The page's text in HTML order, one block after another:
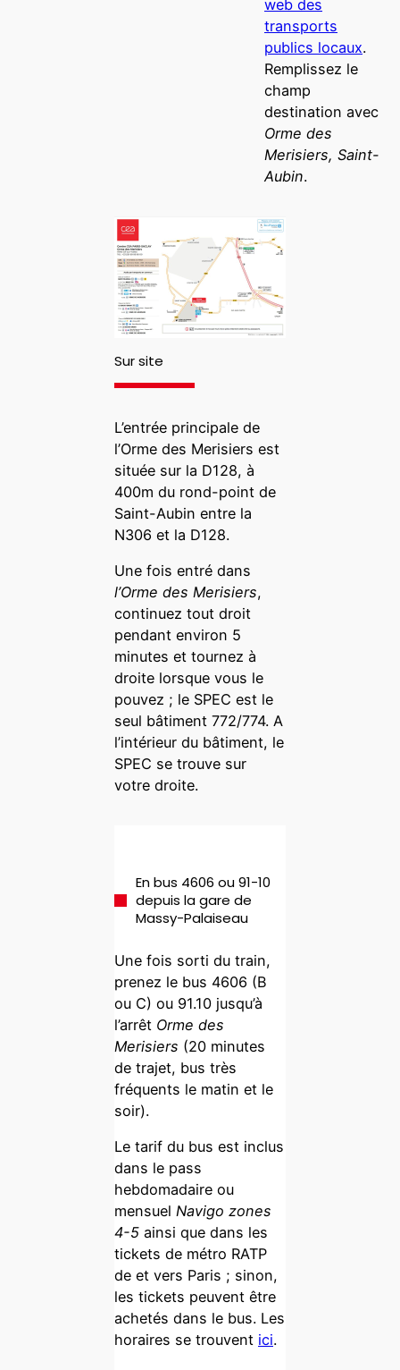
web des
transports
publics locaux.
Remplissez le
champ
destination avec
Orme des
Merisiers, Saint-
Aubin.
Sur site
L’entrée principale de
l’Orme des Merisiers est
située sur la D128, à
400m du rond-point de
Saint-Aubin entre la
N306 et la D128.
Une fois entré dans
l’Orme des Merisiers,
continuez tout droit
pendant environ 5
minutes et tournez à
droite lorsque vous le
pouvez ; le SPEC est le
seul bâtiment 772/774. A
l’intérieur du bâtiment, le
SPEC se trouve sur
votre droite.
En bus 4606 ou 91-10
depuis la gare de
Massy-Palaiseau
Une fois sorti du train,
prenez le bus 4606 (B
ou C) ou 91.10 jusqu’à
l’arrêt Orme des
Merisiers (20 minutes
de trajet, bus très
fréquents le matin et le
soir).
Le tarif du bus est inclus
dans le pass
hebdomadaire ou
mensuel Navigo zones
4-5 ainsi que dans les
tickets de métro RATP
de et vers Paris ; sinon,
les tickets peuvent être
achetés dans le bus. Les
horaires se trouvent ici.